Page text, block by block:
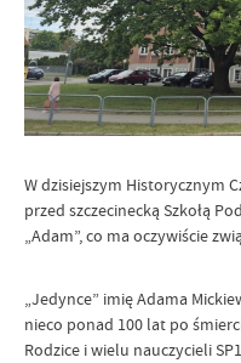
W dzisiejszym Historycznym
przed szczecinecką Szkołą
„Adam”, co ma oczywiście
„Jedynce” imię Adama
nieco ponad 100 lat po
Rodzice i wielu nauczycieli